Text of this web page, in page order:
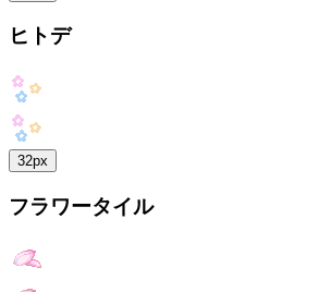
ヒトデ
32px
フラワータイル